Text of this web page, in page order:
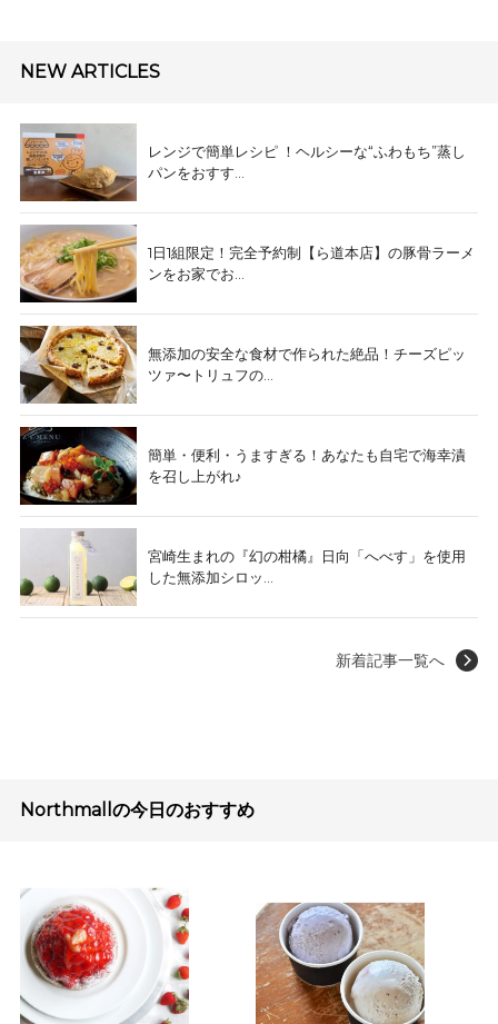
NEW ARTICLES
レンジで簡単レシピ ！ヘルシーな“ふわもち”蒸し
パンをおすす...
1日1組限定！完全予約制【ら道本店】の豚骨ラーメ
ンをお家でお...
無添加の安全な食材で作られた絶品！チーズピッ
ツァ〜トリュフの...
簡単・便利・うますぎる！あなたも自宅で海幸漬
を召し上がれ♪
宮崎生まれの『幻の柑橘』日向「へべす」を使用
した無添加シロッ...
新着記事一覧へ
Northmallの今日のおすすめ